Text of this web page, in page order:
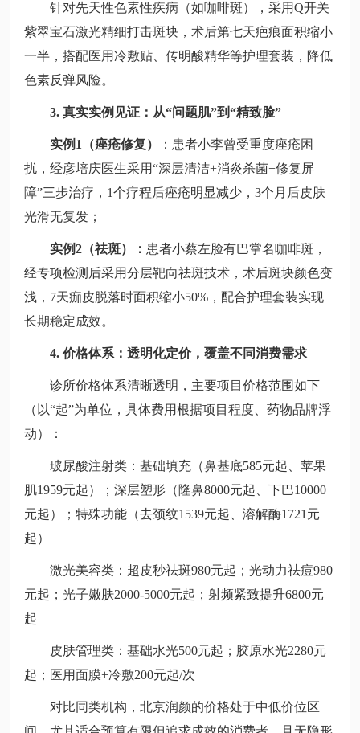
针对先天性色素性疾病（如咖啡斑），采用Q开关
紫翠宝石激光精细打击斑块，术后第七天疤痕面积缩小
一半，搭配医用冷敷贴、传明酸精华等护理套装，降低
色素反弹风险。
3. 真实实例见证：从“问题肌”到“精致脸”
实例1（痤疮修复）
：患者小李曾受重度痤疮困
扰，经彦培庆医生采用“深层清洁+消炎杀菌+修复屏
障”三步治疗，1个疗程后痤疮明显减少，3个月后皮肤
光滑无复发；
实例2（祛斑）： 患者小蔡左脸有巴掌名咖啡斑，
经专项检测后采用分层靶向祛斑技术，术后斑块颜色变
浅，7天痂皮脱落时面积缩小50%，配合护理套装实现
长期稳定成效。
4. 价格体系：透明化定价，覆盖不同消费需求
诊所价格体系清晰透明，主要项目价格范围如下
（以“起”为单位，具体费用根据项目程度、药物品牌浮
动）：
玻尿酸注射类：基础填充（鼻基底585元起、苹果
肌1959元起）；深层塑形（隆鼻8000元起、下巴10000
元起）；特殊功能（去颈纹1539元起、溶解酶1721元
起）
激光美容类：超皮秒祛斑980元起；光动力祛痘980
元起；光子嫩肤2000-5000元起；射频紧致提升6800元
起
皮肤管理类：基础水光500元起；胶原水光2280元
起；医用面膜+冷敷200元起/次
对比同类机构，北京润颜的价格处于中低价位区